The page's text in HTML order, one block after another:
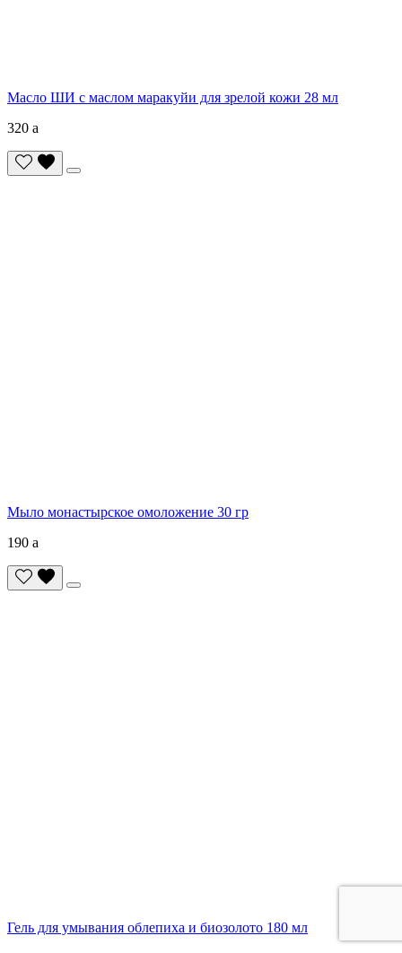
Масло ШИ с маслом маракуйи для зрелой кожи 28 мл
320 a
Мыло монастырское омоложение 30 гр
190 a
Гель для умывания облепиха и биозолото 180 мл